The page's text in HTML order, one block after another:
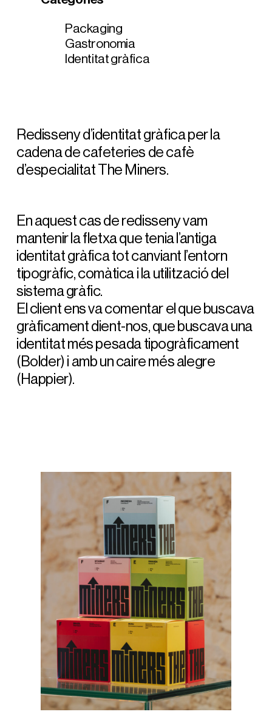
Packaging
Gastronomia
Identitat gràfica
Redisseny d’identitat gràfica per la
cadena de cafeteries de cafè
d’especialitat The Miners.
En aquest cas de redisseny vam
mantenir la fletxa que tenia l’antiga
identitat gràfica tot canviant l’entorn
tipogràfic, comàtica i la utilització del
sistema gràfic.
El client ens va comentar el que buscava
gràficament dient-nos, que buscava una
identitat més pesada tipogràficament
(Bolder) i amb un caire més alegre
(Happier).